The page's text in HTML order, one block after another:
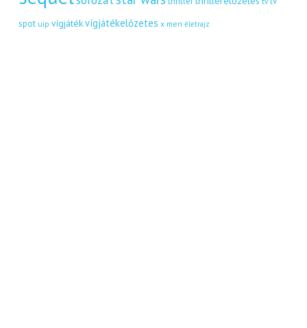
spot uip vígjátékvígjátékelőzetes x men életrajz